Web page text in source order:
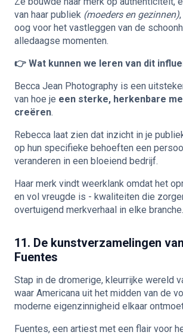
van haar publiek (moeders en gezinnen)
oog voor het vastleggen van de
alledaagse momenten.
👉 Wat kunnen we leren van dit
Becca Jean Photography is een
van hoe je een sterke, herkenbare
creëren.
Rebecca laat zien dat inzicht in je
op hun specifieke behoeften een
veranderen in een bloeiend bedrijf.
Haar merk vindt weerklank omdat het
en vol vreugde is - kwaliteiten die
overtuigend merkverhaal in elke branche.
11. De kunstverzamelingen
Fuentes
Stap in de dromerige, kleurrijke wereld
waar Americana uit het midden van de
moderne eigenzinnigheid elkaar
Fuentes, een artiest met een flair voor